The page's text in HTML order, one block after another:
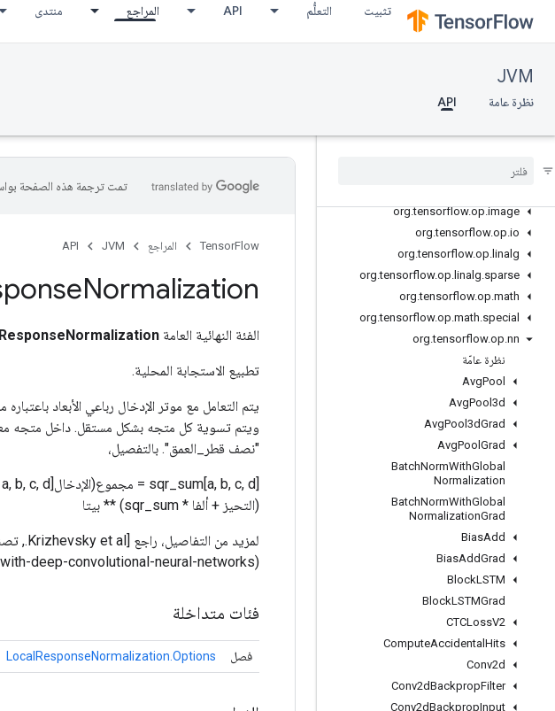
تثبيت التعلُّم API المراجع منتدى
JVM
نظرة عامة API
org.tensorflow.op.cluster
org.tensorflow.op.collective
org.tensorflow.op.data
org.tensorflow.op.data.experimental
dtypes
org.tensorflow.op.image
org.tensorflow.op.io
org.tensorflow.op. linalg
org.tensorflow.op. linalg.sparse
org.tensorflow.op.math
org.tensorflow.op.math.special
org.tensorflow.op.nn
نظرة عامّة
AvgPool
AvgPool3d
AvgPool3dGrad
AvgPool Grad
BatchNormWithGlobal
Normalization
BatchNormWithGlobal
NormalizationGrad
BiasAdd
BiasAddGrad
BlockLSTM
BlockLSTMGrad
CTCLossV2
ComputeAccidental Hits
Conv2d
Conv2dBackpropFilter
Conv2dBackpropInput
تمت ترجمة هذه الصفحة
TensorFlow المراجع JVM
API
Normalization
الفئة النهائية العامة
تطبيع الاستجابة المحلية.
يتم التعامل مع موتر الإدخال رباعي الأبعاد
ويتم تسوية كل متجه بشكل مستقل. داخل متجه
"نصف قطر_العمق". بالتفصيل،
(التحيز + ألفا * sqr_sum) ** بيتا
(http://papers.nips.cc/paper/4824-imagenet-classification-with-deep-convolutional-neural-networks ).
فئات متداخلة
فصل LocalResponseNormalization.Options